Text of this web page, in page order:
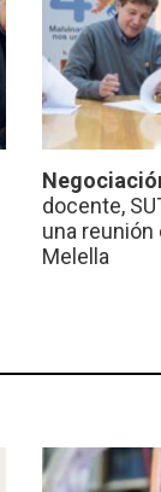
docente,
una
Melella